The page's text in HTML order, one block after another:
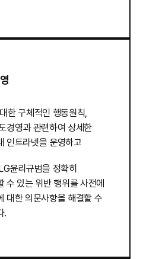
한 구체적인 행동원칙,
경영과 관련하여 상세한
인트라넷을 운영하고
윤리규범을 정확히
수 있는 위반 행위를 사전에
대한 의문사항을 해결할 수
.